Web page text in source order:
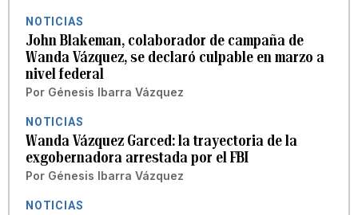
NOTICIAS
John Blakeman, colaborador de campaña de
Wanda Vázquez, se declaró culpable en marzo a
nivel federal
Por Génesis Ibarra Vázquez
NOTICIAS
Wanda Vázquez Garced: la trayectoria de la
exgobernadora arrestada por el FBI
Por Génesis Ibarra Vázquez
NOTICIAS